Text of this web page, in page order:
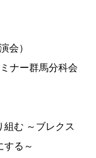
会）
ナー群馬分科会
む ～ブレクス
する～